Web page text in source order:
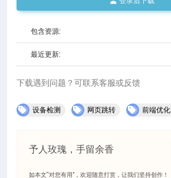
包含资源:
最近更新:
下载遇到问题？可联系客服或反馈
设备检测 网页跳转 前端优化
予人玫瑰，手留余香
如本文“对您有用”，欢迎随意打赏，让我们坚持创作！